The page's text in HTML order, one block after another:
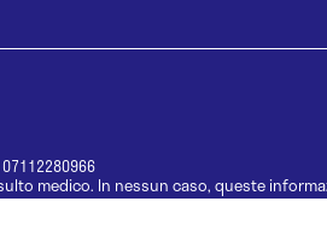
07112280966
medico. In nessun caso, queste
le informazioni disponibili come